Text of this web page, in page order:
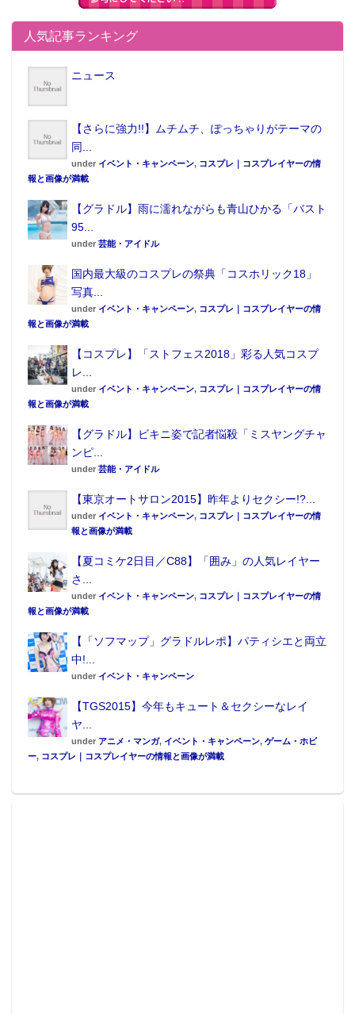
人気記事ランキング
ニュース
【さらに強力!!】ムチムチ、ぽっちゃりがテーマの
同...
under イベント・キャンペーン, コスプレ｜コスプレイヤーの情
報と画像が満載
【グラドル】雨に濡れながらも青山ひかる「バスト
95...
under 芸能・アイドル
国内最大級のコスプレの祭典「コスホリック18」
写真...
under イベント・キャンペーン, コスプレ｜コスプレイヤーの情
報と画像が満載
【コスプレ】「ストフェス2018」彩る人気コスプ
レ...
under イベント・キャンペーン, コスプレ｜コスプレイヤーの情
報と画像が満載
【グラドル】ビキニ姿で記者悩殺「ミスヤングチャ
ンピ...
under 芸能・アイドル
【東京オートサロン2015】昨年よりセクシー!?...
under イベント・キャンペーン, コスプレ｜コスプレイヤーの情
報と画像が満載
【夏コミケ2日目／C88】「囲み」の人気レイヤー
さ...
under イベント・キャンペーン, コスプレ｜コスプレイヤーの情
報と画像が満載
【「ソフマップ」グラドルレポ】パティシエと両立
中!...
under イベント・キャンペーン
【TGS2015】今年もキュート＆セクシーなレイ
ヤ...
under アニメ・マンガ, イベント・キャンペーン, ゲーム・ホビ
ー, コスプレ｜コスプレイヤーの情報と画像が満載